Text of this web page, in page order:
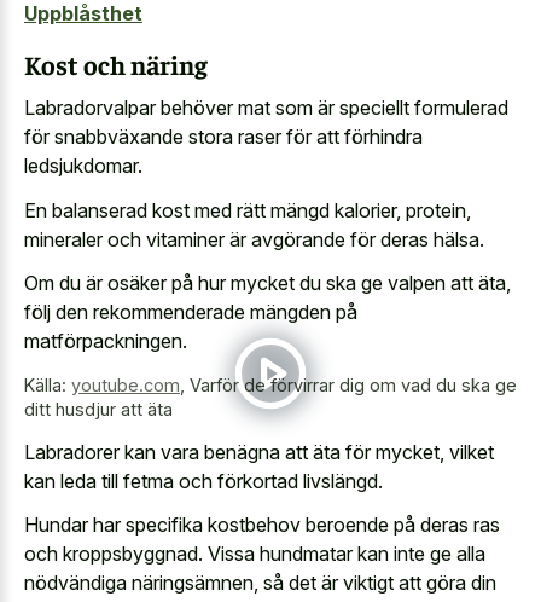
Uppblåsthet
Kost och näring
Labradorvalpar behöver mat som är speciellt formulerad
för snabbväxande stora raser för att förhindra
ledsjukdomar.
En balanserad kost med rätt mängd kalorier, protein,
mineraler och vitaminer är avgörande för deras hälsa.
Om du är osäker på hur mycket du ska ge valpen att äta,
följ den rekommenderade mängden på
matförpackningen.
Källa: youtube.com Varför de förvirrar dig om vad du ska ge
ditt husdjur att äta
Labradorer kan vara benägna att äta för mycket, vilket
kan leda till fetma och förkortad livslängd.
Hundar har specifika kostbehov beroende på deras ras
och kroppsbyggnad. Vissa hundmatar kan inte ge alla
nödvändiga näringsämnen, så det är viktigt att göra din